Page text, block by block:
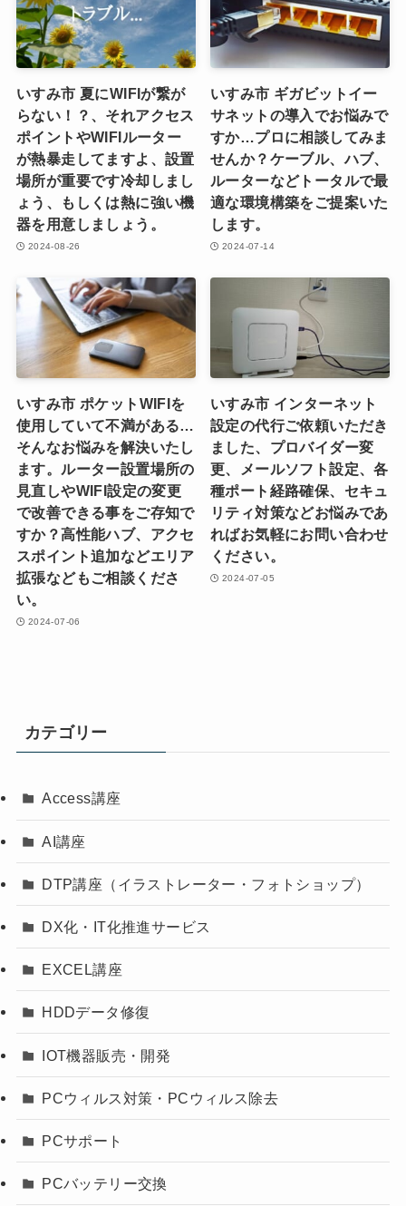
いすみ市 夏にWIFIが繋が
らない！？、それアクセス
ポイントやWIFIルーター
が熱暴走してますよ、設置
場所が重要です冷却しまし
ょう、もしくは熱に強い機
器を用意しましょう。
2024-08-26
いすみ市 ギガビットイー
サネットの導入でお悩みで
すか…プロに相談してみま
せんか？ケーブル、ハブ、
ルーターなどトータルで最
適な環境構築をご提案いた
します。
2024-07-14
いすみ市 ポケットWIFIを
使用していて不満がある…
そんなお悩みを解決いたし
ます。ルーター設置場所の
見直しやWIFI設定の変更
で改善できる事をご存知で
すか？高性能ハブ、アクセ
スポイント追加などエリア
拡張などもご相談くださ
い。
2024-07-06
いすみ市 インターネット
設定の代行ご依頼いただき
ました、プロバイダー変
更、メールソフト設定、各
種ポート経路確保、セキュ
リティ対策などお悩みであ
ればお気軽にお問い合わせ
ください。
2024-07-05
カテゴリー
Access講座
AI講座
DTP講座（イラストレーター・フォトショップ）
DX化・IT化推進サービス
EXCEL講座
HDDデータ修復
IOT機器販売・開発
PCウィルス対策・PCウィルス除去
PCサポート
PCバッテリー交換